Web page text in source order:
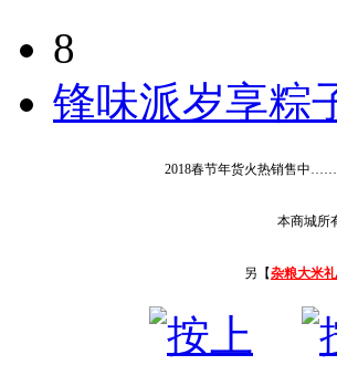
8
锋味派岁享粽
2018春节年货火热销售中
本商城所
另【杂粮大米